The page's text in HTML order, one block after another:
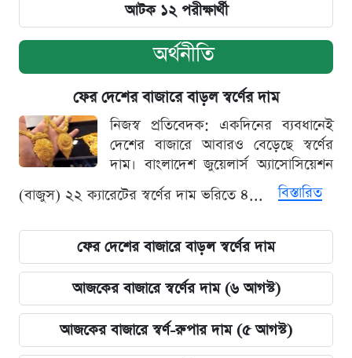
আটক ১২ পরীক্ষার্থী
অর্থনীতি
ফের দেশের বাজারে বাড়ল স্বর্ণের দাম
নিজস্ব প্রতিবেদক: একদিনের ব্যবধানেই
দেশের বাজারে আবারও বেড়েছে স্বর্ণের
দাম। বাংলাদেশ জুয়েলার্স অ্যাসোসিয়েশন
(বাজুস) ২২ ক্যারেটের স্বর্ণের দাম ভরিতে ৪...
বিস্তারিত
ফের দেশের বাজারে বাড়ল স্বর্ণের দাম
আজকের বাজারে স্বর্ণের দাম (৬ আগস্ট)
আজকের বাজারে স্বর্ণ-রুপার দাম (৫ আগস্ট)